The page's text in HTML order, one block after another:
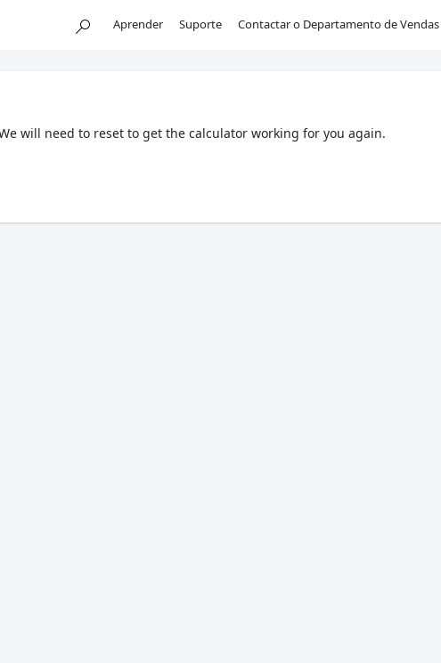
Aprender Suporte Contactar o Departamento de Vendas
will need to reset to get the calculator working for you again.